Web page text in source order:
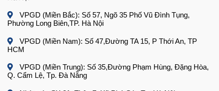
VPGD (Miền Bắc): Số 57, Ngõ 35 Phố Vũ Đình Tụng,
Phường Long Biên,TP. Hà Nội
VPGD (Miền Nam): Số 47,Đường TA 15, P Thới An, TP
HCM
VPGD (Miền Trung): Số 35,Đường Phạm Hùng, Đặng Hòa,
Q. Cẩm Lệ, Tp. Đà Nẵng